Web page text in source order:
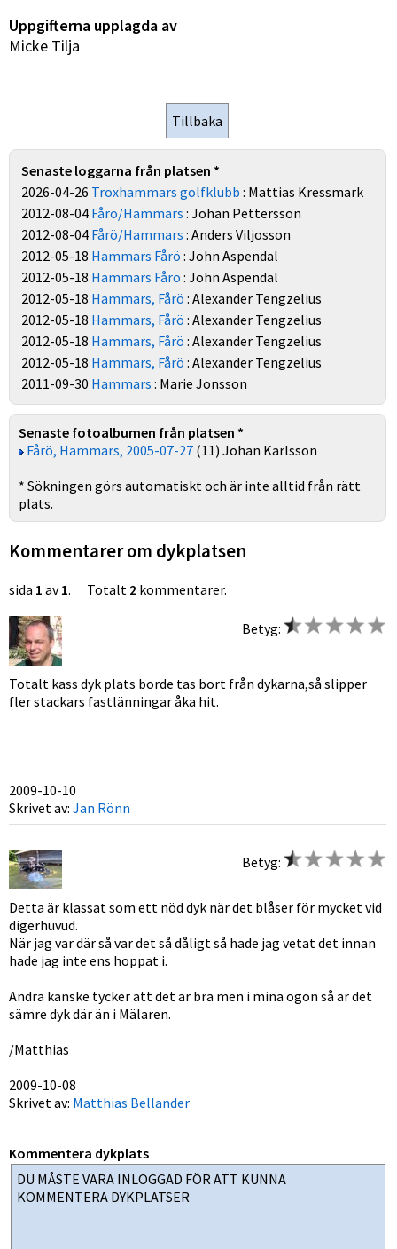
Uppgifterna upplagda av
Micke Tilja
Senaste loggarna från platsen *
2026-04-26 Troxhammars golfklubb : Mattias Kressmark
2012-08-04 Fårö/Hammars : Johan Pettersson
2012-08-04 Fårö/Hammars : Anders Viljosson
2012-05-18 Hammars Fårö : John Aspendal
2012-05-18 Hammars Fårö : John Aspendal
2012-05-18 Hammars, Fårö : Alexander Tengzelius
2012-05-18 Hammars, Fårö : Alexander Tengzelius
2012-05-18 Hammars, Fårö : Alexander Tengzelius
2012-05-18 Hammars, Fårö : Alexander Tengzelius
2011-09-30 Hammars : Marie Jonsson
Senaste fotoalbumen från platsen *
Fårö, Hammars, 2005-07-27 (11) Johan Karlsson
* Sökningen görs automatiskt och är inte alltid från rätt
plats.
Kommentarer om dykplatsen
sida 1 av1. Totalt 2 kommentarer.
Betyg:
Totalt kass dyk plats borde tas bort från dykarna,så slipper
fler stackars fastlänningar åka hit.
2009-10-10
Skrivet av: Jan Rönn
Betyg:
Detta är klassat som ett nöd dyk när det blåser för mycket vid
digerhuvud.
När jag var där så var det så dåligt så hade jag vetat det innan
hade jag inte ens hoppat i.
Andra kanske tycker att det är bra men i mina ögon så är det
sämre dyk där än i Mälaren.
/Matthias
2009-10-08
Skrivet av: Matthias Bellander
Kommentera dykplats